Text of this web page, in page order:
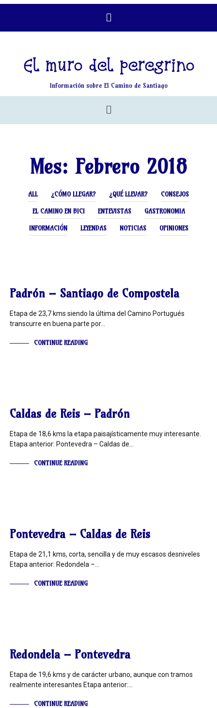
El muro del peregrino
Información sobre El Camino de Santiago
Mes:Febrero 2018
ALL ¿CÓMO LLEGAR? ¿QUÉ LLEVAR? CONSEJOS
EL CAMINO EN BICI ENTEVISTAS GASTRONOMIA
INFORMACIÓN LEYENDAS NOTICIAS OPINIONES
Padrón – Santiago de Compostela
Etapa de 23,7 kms siendo la última del Camino Portugués
transcurre en buena parte por…
CONTINUE READING
Caldas de Reis – Padrón
Etapa de 18,6 kms la etapa paisajísticamente muy interesante.
Etapa anterior: Pontevedra – Caldas de…
CONTINUE READING
Pontevedra – Caldas de Reis
Etapa de 21,1 kms, corta, sencilla y de muy escasos desniveles
Etapa anterior: Redondela –…
CONTINUE READING
Redondela – Pontevedra
Etapa de 19,6 kms y de carácter urbano, aunque con tramos
realmente interesantes Etapa anterior:…
CONTINUE READING